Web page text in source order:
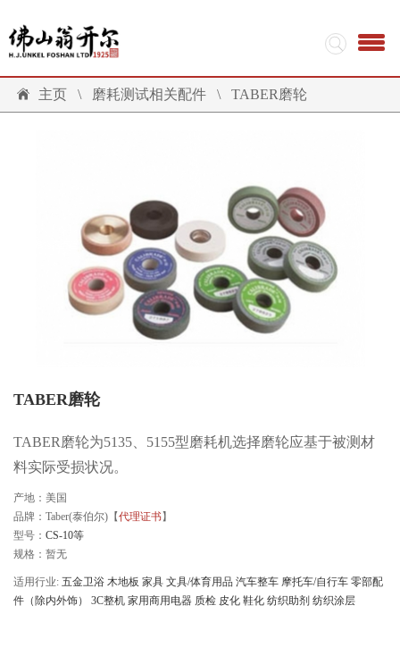
主页 \ 磨耗测试相关配件 \ TABER磨轮
TABER磨轮
TABER磨轮为5135、5155型磨耗机选择磨轮应基于被测材
料实际受损状况。
产地：美国
品牌：Taber(泰伯尔)【代理证书】
型号： CS-10等
规格：暂无
适用行业: 五金卫浴 木地板 家具 文具/体育用品 汽车整车 摩托车/自行车 零部配
件（除内外饰）
3C整机 家用商用电器 质检 皮化 鞋化 纺织助剂 纺织涂层